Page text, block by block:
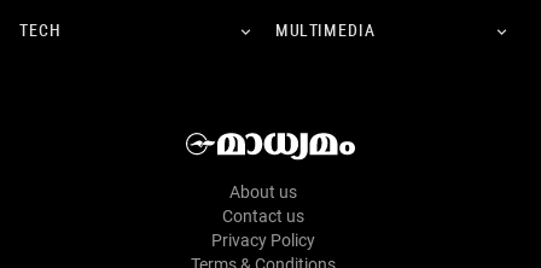
TECH MULTIMEDIA
About us
Contact us
Privacy Policy
Terms & Conditions